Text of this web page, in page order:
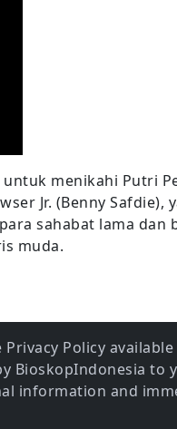
menikahi Putri
Jr. (Benny
sahabat lama
muda.
Policy
BioskopIndonesia
information and